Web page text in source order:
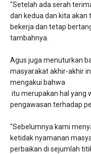
"Setelah ada serah
dan kedua dan kita
bekerja dan tetap
tambahnya.
Agus juga menuturkan
masyarakat akhir-akhir
mengakui bahwa
itu merupakan hal yang
pengawasan terhadap
"Sebelumnya kami
ketidak nyamanan
perbaikan di sejumlah